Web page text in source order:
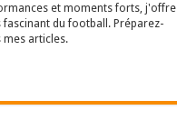
et moments forts, j'offre
du football. Préparez-
articles.